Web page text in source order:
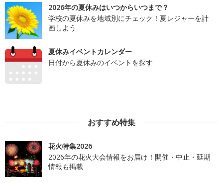
2026年の夏休みはいつからいつまで？
学校の夏休みを地域別にチェック！夏レジャーを計
画しよう
夏休みイベントカレンダー
日付から夏休みのイベントを探す
おすすめ特集
花火特集2026
2026年の花火大会情報をお届け！開催・中止・延期
情報も掲載